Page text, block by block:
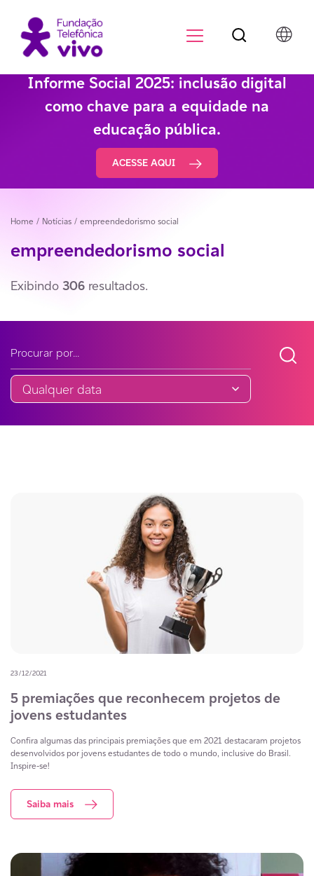
Informe Social 2025: inclusão digital
como chave para a equidade na
educação pública.
ACESSE AQUI
Home / Notícias / empreendedorismo social
empreendedorismo social
Exibindo 306 resultados.
23/12/2021
5 premiações que reconhecem projetos de
jovens estudantes
Confira algumas das principais premiações que em 2021 destacaram projetos
desenvolvidos por jovens estudantes de todo o mundo, inclusive do Brasil.
Inspire-se!
Saiba mais
Botão de